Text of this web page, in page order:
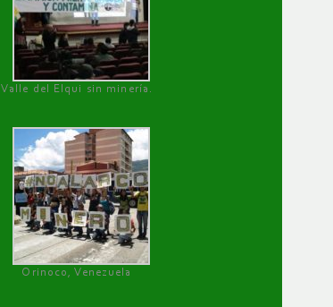
Valle del Elqui sin minería.
Orinoco, Venezuela